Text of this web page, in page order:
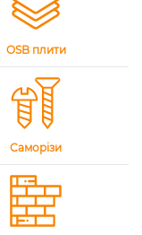
OSB плити
Саморізи